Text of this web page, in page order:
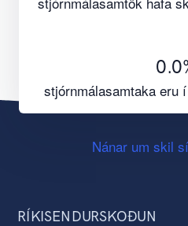
0.0
stjórnmálasamtaka eru í
Nánar um skil
RÍKISENDURSKOÐUN